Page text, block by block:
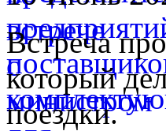
Встреча
который
поездки.